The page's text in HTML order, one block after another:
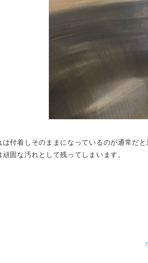
付着しそのままになっているのが通常だと
固な汚れとして残ってしまいます。